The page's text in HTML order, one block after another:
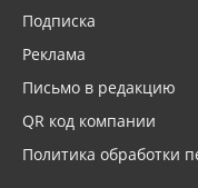
Подписка
Реклама
Письмо в редакцию
QR код компании
Политика обработки